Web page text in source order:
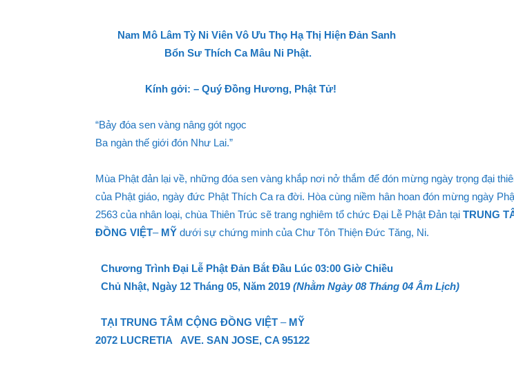
Nam Mô Lâm Tỳ Ni Viên Vô Ưu Thọ Hạ Thị Hiện Đản Sanh
Bổn Sư Thích Ca Mâu Ni Phật.
Kính gởi: – Quý Đồng Hương, Phật Tử!
“Bảy đóa sen vàng nâng gót ngọc
Ba ngàn thế giới đón Như Lai.”
Mùa Phật đản lại về, những đóa sen vàng khắp nơi nở thắm để đón mừng ngày trọng đại
của Phật giáo, ngày đức Phật Thích Ca ra đời. Hòa cùng niềm hân hoan đón mừng ngày
2563 của nhân loại, chùa Thiên Trúc sẽ trang nghiêm tổ chức Đại Lễ Phật Đản tại TRUNG
ĐỒNG VIỆT–MỸ dưới sự chứng minh của Chư Tôn Thiện Đức Tăng, Ni.
Chương Trình Đại Lễ Phật Đản Bắt Đầu Lúc 03:00 Giờ Chiều
Chủ Nhật, Ngày 12 Tháng 05, Năm 2019 (Nhằm Ngày 08 Tháng 04 Âm Lịch)
TẠI TRUNG TÂM CỘNG ĐỒNG VIỆT –MỸ
2072 LUCRETIA AVE. SAN JOSE, CA 95122